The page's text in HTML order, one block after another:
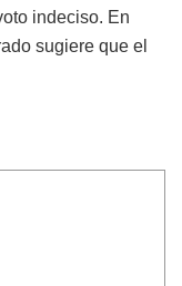
indeciso. En
sugiere que el